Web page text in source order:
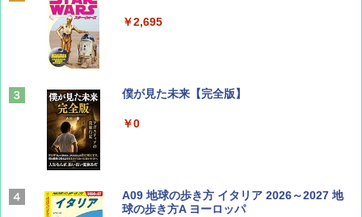
山と溪谷 2026年8月号「南アルプス大全」
￥1,540
Coyote No.89 特集 星野道夫 夢見る旅
￥2,695
僕が見た未来【完全版】
￥0
A09 地球の歩き方 イタリア 2026～2027 地
球の歩き方A ヨーロッパ